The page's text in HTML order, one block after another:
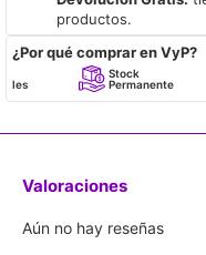
productos.
¿Por qué comprar en VyP?
Stock
Permanente
Valoraciones
Aún no hay reseñas